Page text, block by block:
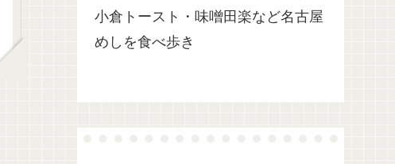
小倉トースト・味噌田楽など名古屋
めしを食べ歩き